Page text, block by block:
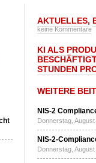
AKTUELLES,
keine Kommentare
KI ALS
STUNDEN
WEITERE
NIS-2
Donnerstag,
NIS-2-
Donnerstag,